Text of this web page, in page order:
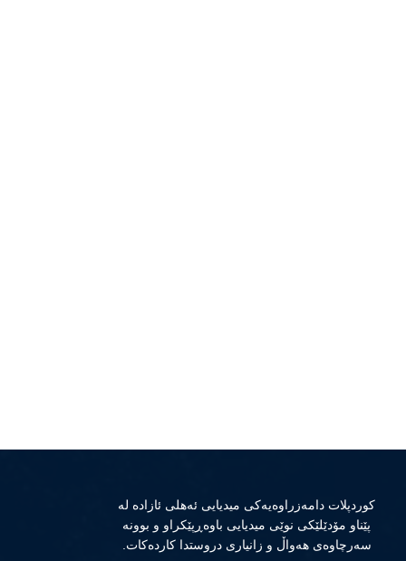
كوردپلات دامەزراوەیەكی میدیایی ئەهلی ئازادە لە
پێناو مۆدێلێكی نوێی میدیایی باوەڕپێكراو و بوونە
سەرچاوەی هەواڵ و زانیاری دروستدا كاردەكات.